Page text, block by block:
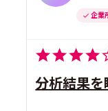
企業
分析結果